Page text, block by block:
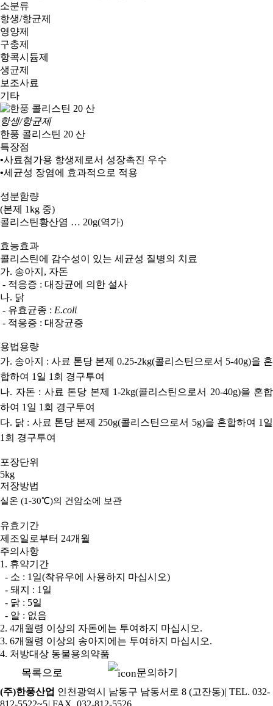
소분류
항생/항균제
영양제
구충제
항콕시듐제
생균제
보조사료
기타
항생/항균제
한풍 콜리스틴 20 산
특장점
•사료첨가용 항생제로서 성장촉진 우수
•세균성 장염에 효과적으로 적용
성분함량
(본제 1kg 중)
콜리스틴황산염 … 20g(역가)
효능효과
콜리스틴에 감수성이 있는 세균성 질병의 치료
가. 송아지 , 자돈
- 적응증 : 대장균에 의한 설사
나. 닭
- 유효균종 : E.coli
- 적응증 : 대장균증
용법용량
가. 송아지 : 사료 톤당 본제 0.25-2kg(콜리스틴으로서 5-40g)을 혼
합하여 1 일 1 회 경구투여
나. 자돈 : 사료 톤당 본제 1-2kg(콜리스틴으로서 20-40g)을 혼합
하여 1 일 1 회 경구투여
다. 닭 : 사료 톤당 본제 250g(콜리스틴으로서 5g)을 혼합하여 1 일
1 회 경구투여
포장단위
5kg
저장방법
실온 (1-30℃)의 건암소에 보관
유효기간
제조일로부터 24개월
주의사항
1. 휴약기간
- 소 : 1일(착유우에 사용하지 마십시오)
- 돼지 : 1일
- 닭 : 5일
- 알 : 없음
2. 4개월령 이상의 자돈에는 투여하지 마십시오.
3. 6개월령 이상의 송아지에는 투여하지 마십시오.
4. 처방대상 동물용의약품
목록으로 문의하기
(주)한풍산업 인천광역시 남동구 남동서로 8 (고잔동)| TEL. 032-
812-5522~5| FAX. 032-812-5526